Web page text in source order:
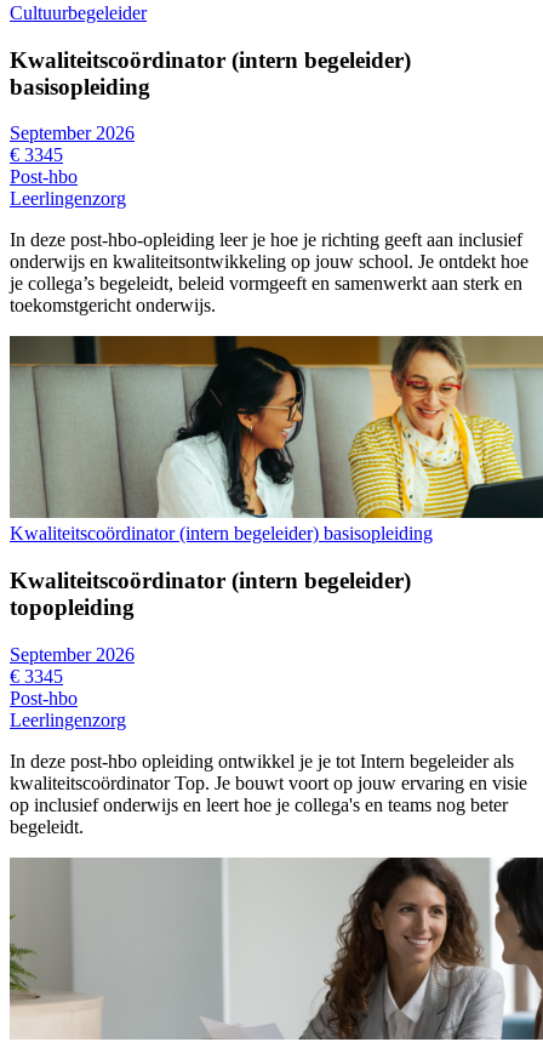
Cultuurbegeleider
Kwaliteitscoördinator (intern begeleider)
basisopleiding
September 2026
€ 3345
Post-hbo
Leerlingenzorg
In deze post-hbo-opleiding leer je hoe je richting geeft aan inclusief
onderwijs en kwaliteitsontwikkeling op jouw school. Je ontdekt hoe
je collega’s begeleidt, beleid vormgeeft en samenwerkt aan sterk en
toekomstgericht onderwijs.
Kwaliteitscoördinator (intern begeleider) basisopleiding
Kwaliteitscoördinator (intern begeleider)
topopleiding
September 2026
€ 3345
Post-hbo
Leerlingenzorg
In deze post-hbo opleiding ontwikkel je je tot Intern begeleider als
kwaliteitscoördinator Top. Je bouwt voort op jouw ervaring en visie
op inclusief onderwijs en leert hoe je collega's en teams nog beter
begeleidt.